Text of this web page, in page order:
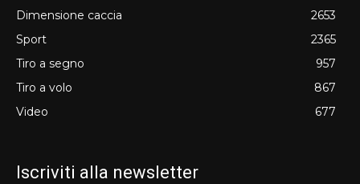
Dimensione caccia
2653
Sport
2365
Tiro a segno
957
Tiro a volo
867
Video
677
Iscriviti alla newsletter